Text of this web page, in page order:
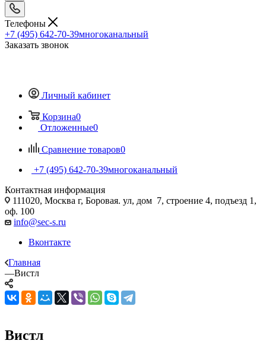
Телефоны
+7 (495) 642-70-39многоканальный
Заказать звонок
Личный кабинет
Корзина0
Отложенные0
Сравнение товаров0
+7 (495) 642-70-39многоканальный
Контактная информация
111020, Москва г, Боровая. ул, дом 7, строение 4, подъезд 1,
оф. 100
info@sec-s.ru
Вконтакте
Главная
—Вистл
Вистл